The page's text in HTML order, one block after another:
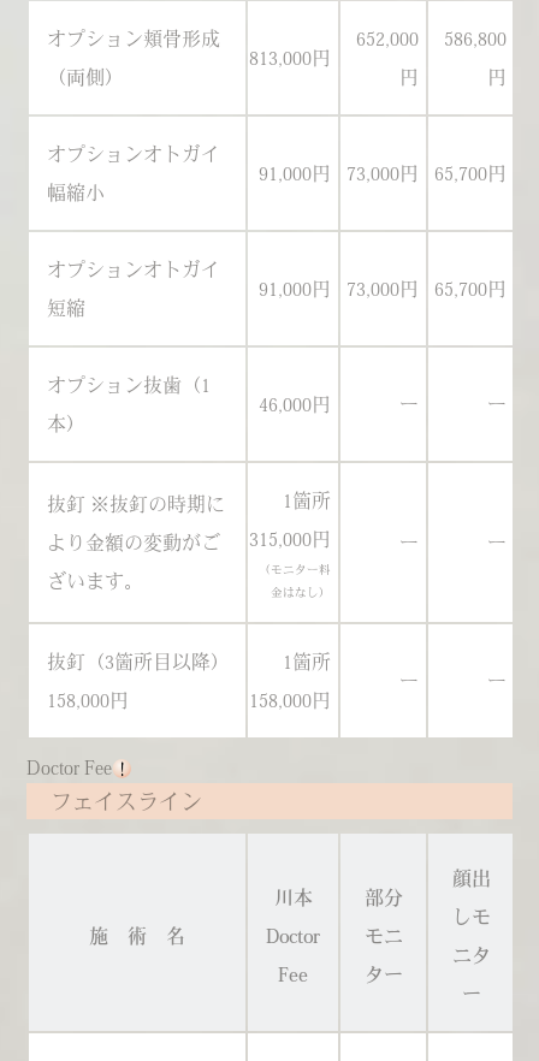
オプション頬骨形成
（両側）
813,000円
652,000
円
586,800
円
オプションオトガイ
幅縮小
91,000円 73,000円 65,700円
オプションオトガイ
短縮
91,000円 73,000円 65,700円
オプション抜歯（1
本）
46,000円 ー ー
抜釘 ※抜釘の時期に
より金額の変動がご
ざいます。
1箇所
315,000円
（モニター料
金はなし）
ー ー
抜釘（3箇所目以降）
158,000円
1箇所
158,000円
ー ー
Doctor Fee
フェイスライン
施 術 名
川本
Doctor
Fee
部分
モニ
ター
顔出
しモ
ニタ
ー